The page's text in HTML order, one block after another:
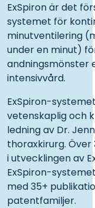
ExSpiron är det
systemet för
minutventilering
under en minut)
andningsmönster
intensivvård.
ExSpiron-
vetenskaplig och
ledning av Dr.
thoraxkirurg.
i utvecklingen av
ExSpiron-
med 35+
patentfamiljer.